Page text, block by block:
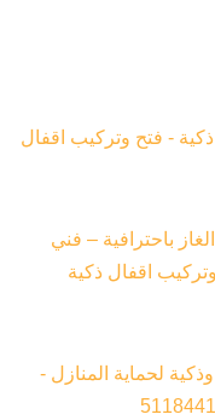
- فتح وتركيب اقفال
باحترافية – فني
اقفال ذكية
لحماية المنازل -